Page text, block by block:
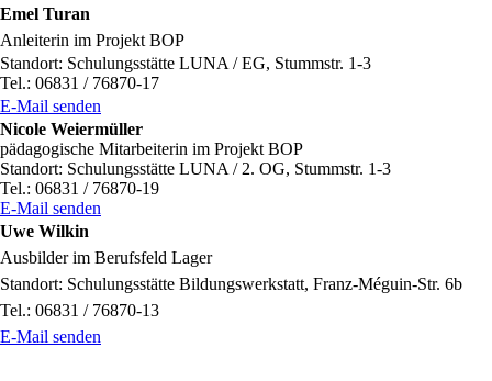
Emel Turan
Anleiterin im Projekt BOP
Standort: Schulungsstätte LUNA / EG, Stummstr. 1-3
Tel.: 06831 / 76870-17
E-Mail senden
Nicole Weiermüller
pädagogische Mitarbeiterin im Projekt BOP
Standort: Schulungsstätte LUNA / 2. OG, Stummstr. 1-3
Tel.: 06831 / 76870-19
E-Mail senden
Uwe Wilkin
Ausbilder im Berufsfeld Lager
Standort: Schulungsstätte Bildungswerkstatt, Franz-Méguin-Str. 6b
Tel.: 06831 / 76870-13
E-Mail senden